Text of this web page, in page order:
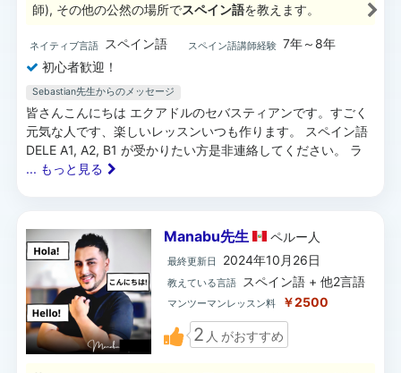
師), その他の公然の場所でスペイン語を教えます。
ネイティブ言語 スペイン語 スペイン語講師経験 7年～8年
初心者歓迎！
Sebastian先生からのメッセージ
皆さんこんにちは エクアドルのセバスティアンです。すごく
元気な人です、楽しいレッスンいつも作ります。 スペイン語
DELE A1, A2, B1 が受かりたい方是非連絡してください。 ラ
... もっと見る
Manabu先生 ペルー 人
最終更新日 2024年10月26日
教えている言語 スペイン語 + 他2言語
マンツーマンレッスン料 ￥2500
2 人 がおすすめ